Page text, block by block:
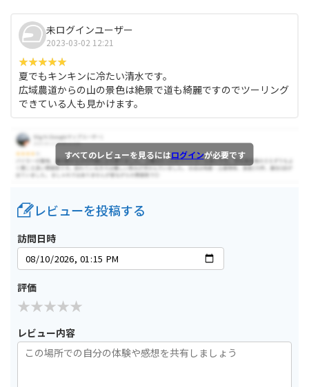
未ログインユーザー
2023-03-02 12:21
夏でもキンキンに冷たい清水です。
広域農道からの山の景色は絶景で道も綺麗ですのでツーリング
できている人も見かけます。
すべてのレビューを見るにはログインが必要です
レビューを投稿する
訪問日時
評価
レビュー内容